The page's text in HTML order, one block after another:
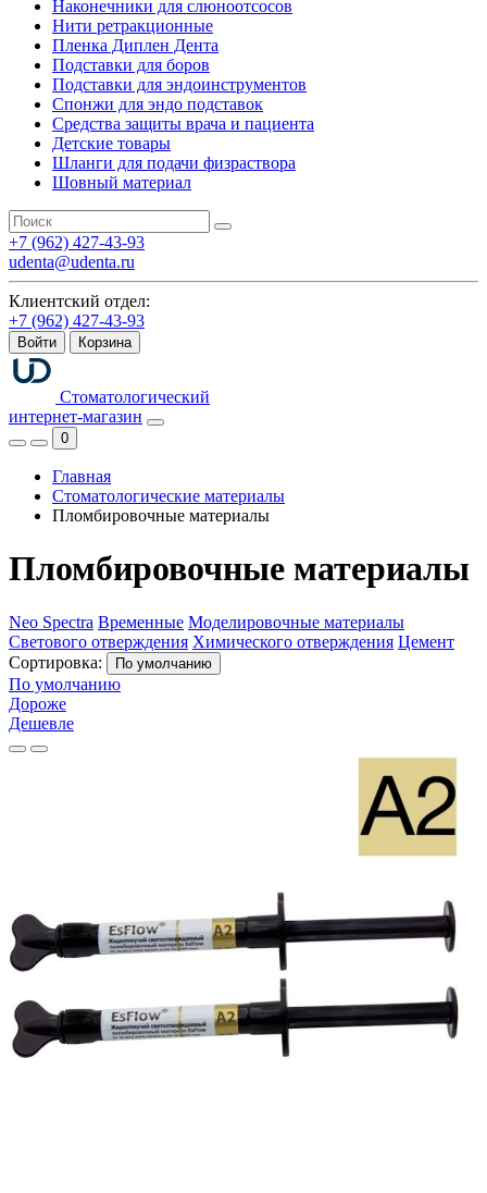
Наконечники для слюноотсосов
Нити ретракционные
Пленка Диплен Дента
Подставки для боров
Подставки для эндоинструментов
Спонжи для эндо подставок
Средства защиты врача и пациента
Детские товары
Шланги для подачи физраствора
Шовный материал
+7 (962) 427-43-93
udenta@udenta.ru
Клиентский отдел:
+7 (962) 427-43-93
Войти Корзина
Стоматологический
интернет-магазин
0
Главная
Стоматологические материалы
Пломбировочные материалы
Пломбировочные материалы
Neo Spectra Временные Моделировочные материалы
Светового отверждения Химического отверждения Цемент
Сортировка:
По умолчанию
По умолчанию
Дороже
Дешевле